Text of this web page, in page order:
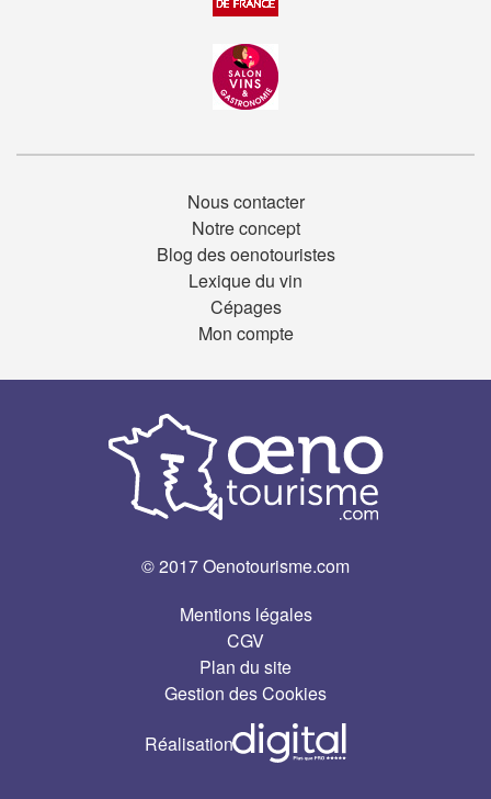
Nous contacter
Notre concept
Blog des oenotouristes
Lexique du vin
Cépages
Mon compte
© 2017 Oenotourisme.com
Réalisation
Mentions légales
CGV
Plan du site
Gestion des Cookies